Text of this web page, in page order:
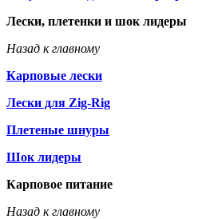
Лески, плетенки и шок лидеры
Назад к главному
Карповые лески
Лески для Zig-Rig
Плетеные шнуры
Шок лидеры
Карповое питание
Назад к главному